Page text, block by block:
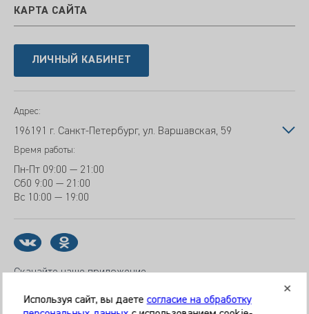
КАРТА САЙТА
ЛИЧНЫЙ КАБИНЕТ
Адрес:
196191 г. Санкт-Петербург, ул. Варшавская, 59
Время работы:
Пн-Пт 09:00 — 21:00
Сб0 9:00 — 21:00
Вс 10:00 — 19:00
Скачайте наше приложение
Используя сайт, вы даете согласие на обработку